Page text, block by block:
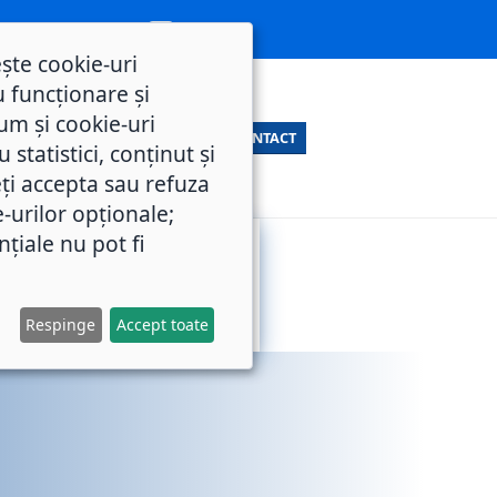
CONTACT
cookie-uri
funcționare și
și cookie-uri
statistici, conținut și
accepta sau refuza
urilor opționale;
nu pot fi
Respinge Accept toate